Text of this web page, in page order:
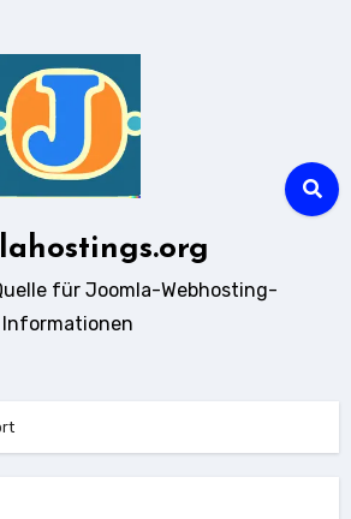
für Joomla-Webhosting-
Informationen